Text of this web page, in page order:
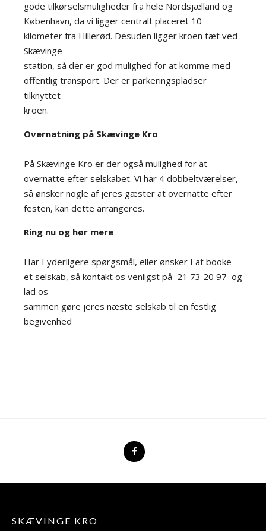
gode tilkørselsmuligheder fra hele Nordsjælland og
København, da vi ligger centralt placeret 10
kilometer fra Hillerød. Desuden ligger kroen tæt ved
Skævinge
station, så der er god mulighed for at komme med
offentlig transport. Der er parkeringspladser
tilknyttet
kroen.
Overnatning på Skævinge Kro
På Skævinge Kro er der også mulighed for at
overnatte efter selskabet. Vi har 4 dobbeltværelser,
så ønsker nogle af jeres gæster at overnatte efter
festen, kan dette arrangeres.
Ring nu og hør mere
Har I yderligere spørgsmål, eller ønsker I at booke
et selskab, så kontakt os venligst på 21 73 20 97 og
lad os
sammen gøre jeres næste selskab til en festlig
begivenhed
SKÆVINGE KRO